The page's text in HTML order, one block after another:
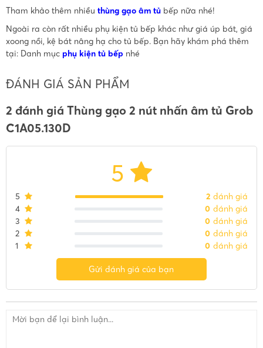
Tham khảo thêm nhiều thùng gạo âm tủbếp nữa nhé!
Ngoài ra còn rất nhiều phụ kiện tủ bếp khác như giá úp bát, giá
xoong nồi, kệ bát nâng hạ cho tủ bếp. Bạn hãy khám phá thêm
tại: Danh mục phụ kiện tủ bếp nhé
ĐÁNH GIÁ SẢN PHẨM
2 đánh giá Thùng gạo 2 nút nhấn âm tủ Grob
C1A05.130D
5
5 2 đánh giá
4
0 đánh giá
3
0 đánh giá
2
0 đánh giá
1
0 đánh giá
Gửi đánh giá của bạn